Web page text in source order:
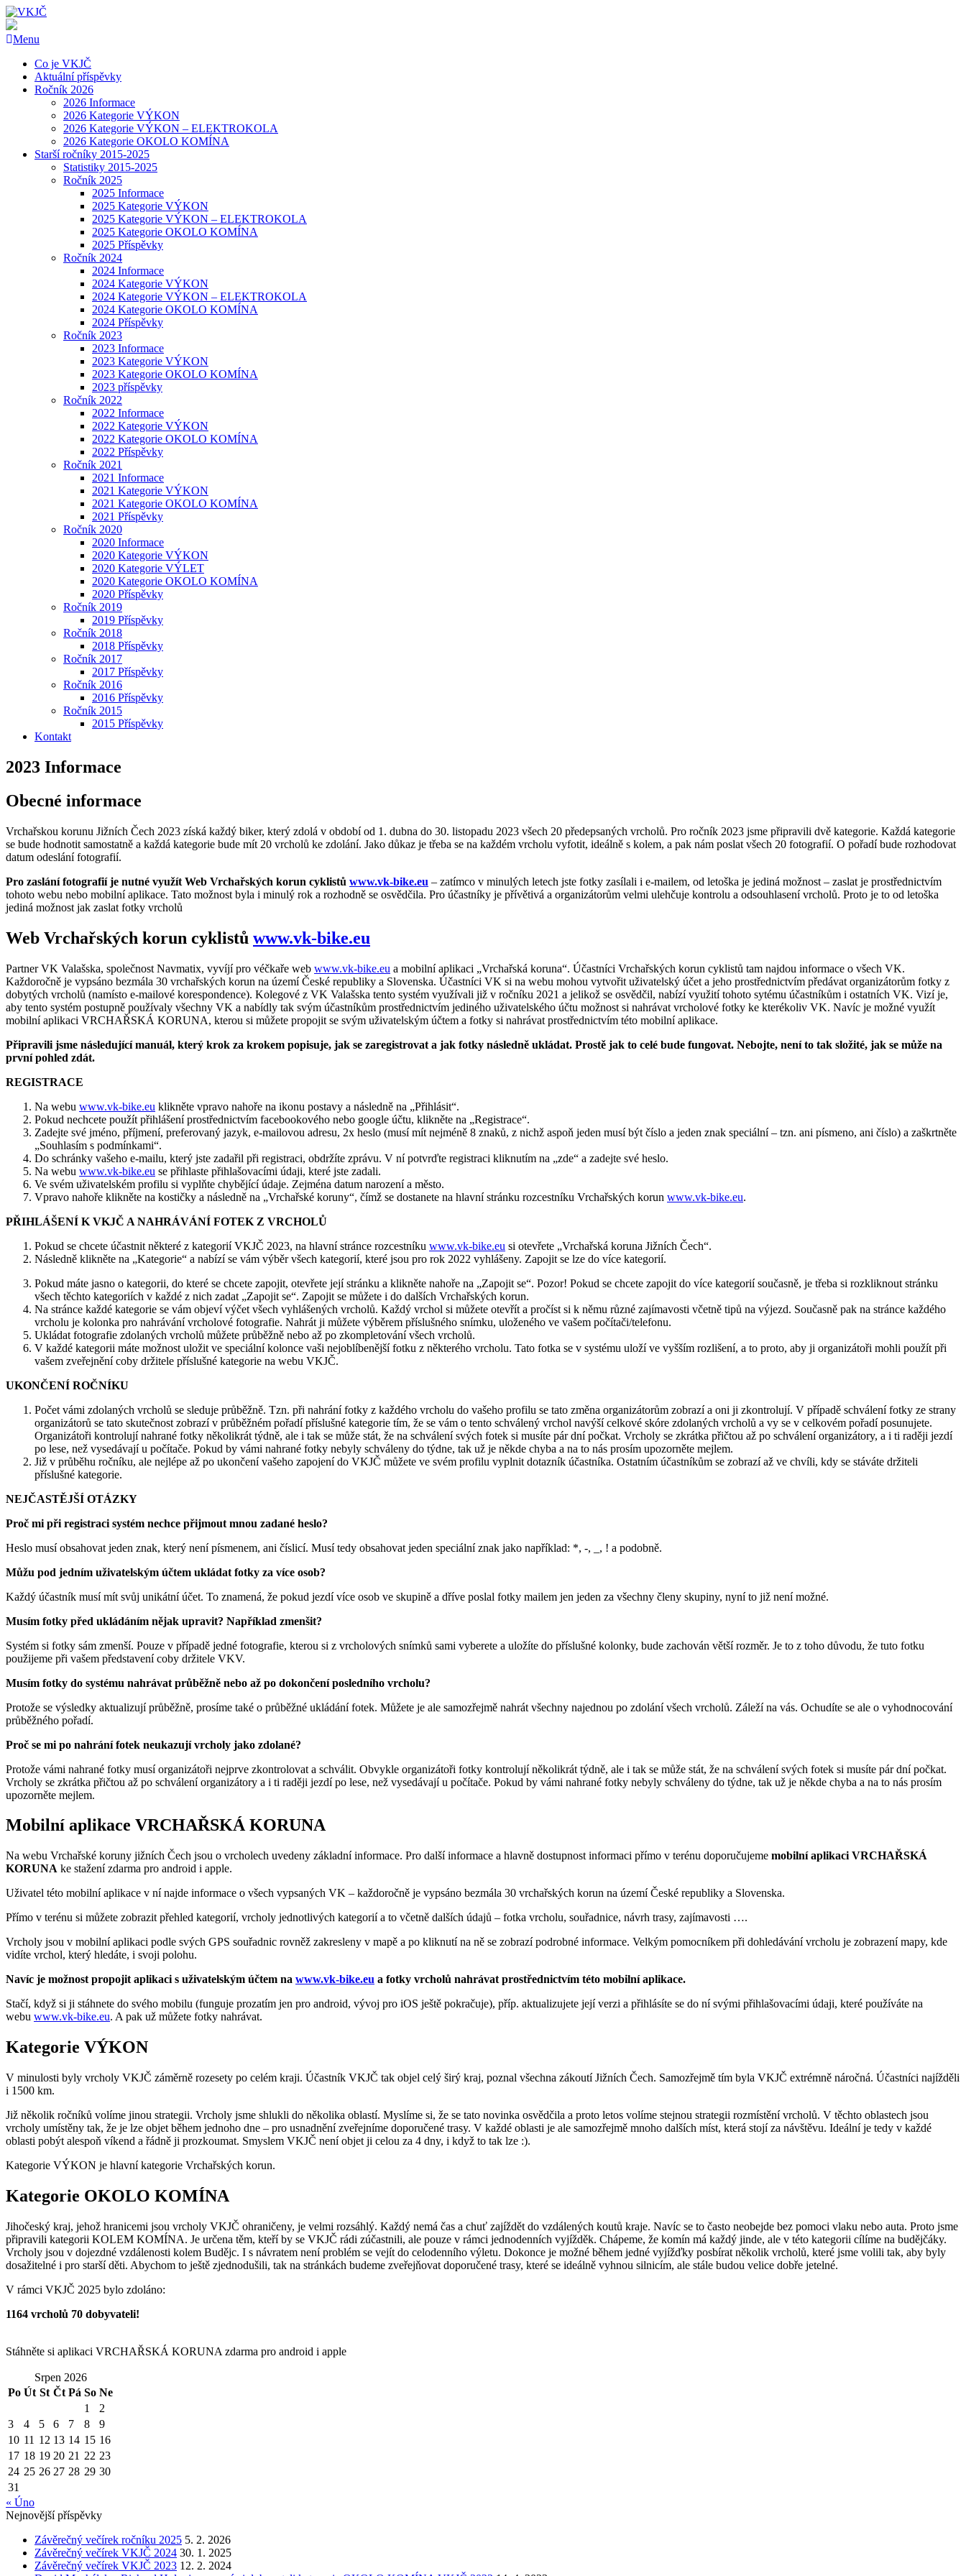
Menu
Co je VKJČ
Aktuální příspěvky
Ročník 2026
2026 Informace
2026 Kategorie VÝKON
2026 Kategorie VÝKON – ELEKTROKOLA
2026 Kategorie OKOLO KOMÍNA
Starší ročníky 2015-2025
Statistiky 2015-2025
Ročník 2025
2025 Informace
2025 Kategorie VÝKON
2025 Kategorie VÝKON – ELEKTROKOLA
2025 Kategorie OKOLO KOMÍNA
2025 Příspěvky
Ročník 2024
2024 Informace
2024 Kategorie VÝKON
2024 Kategorie VÝKON – ELEKTROKOLA
2024 Kategorie OKOLO KOMÍNA
2024 Příspěvky
Ročník 2023
2023 Informace
2023 Kategorie VÝKON
2023 Kategorie OKOLO KOMÍNA
2023 příspěvky
Ročník 2022
2022 Informace
2022 Kategorie VÝKON
2022 Kategorie OKOLO KOMÍNA
2022 Příspěvky
Ročník 2021
2021 Informace
2021 Kategorie VÝKON
2021 Kategorie OKOLO KOMÍNA
2021 Příspěvky
Ročník 2020
2020 Informace
2020 Kategorie VÝKON
2020 Kategorie VÝLET
2020 Kategorie OKOLO KOMÍNA
2020 Příspěvky
Ročník 2019
2019 Příspěvky
Ročník 2018
2018 Příspěvky
Ročník 2017
2017 Příspěvky
Ročník 2016
2016 Příspěvky
Ročník 2015
2015 Příspěvky
Kontakt
2023 Informace
Obecné informace
Vrchařskou korunu Jižních Čech 2023 získá každý biker, který zdolá v období od 1. dubna do 30. listopadu 2023 všech 20 předepsaných vrcholů. Pro ročník 2023 jsme připravili dvě kategorie. Každá kategorie
se bude hodnotit samostatně a každá kategorie bude mít 20 vrcholů ke zdolání. Jako důkaz je třeba se na každém vrcholu vyfotit, ideálně s kolem, a pak nám poslat všech 20 fotografií. O pořadí bude rozhodovat
datum odeslání fotografií.
Pro zaslání fotografií je nutné využít Web Vrchařských korun cyklistů www.vk-bike.eu – zatímco v minulých letech jste fotky zasílali i e-mailem, od letoška je jediná možnost – zaslat je prostřednictvím
tohoto webu nebo mobilní aplikace. Tato možnost byla i minulý rok a rozhodně se osvědčila. Pro účastníky je přívětivá a organizátorům velmi ulehčuje kontrolu a odsouhlasení vrcholů. Proto je to od letoška
jediná možnost jak zaslat fotky vrcholů
Web Vrchařských korun cyklistů www.vk-bike.eu
Partner VK Valašska, společnost Navmatix, vyvíjí pro véčkaře web www.vk-bike.eu a mobilní aplikaci „Vrchařská koruna“. Účastníci Vrchařských korun cyklistů tam najdou informace o všech VK.
Každoročně je vypsáno bezmála 30 vrchařských korun na území České republiky a Slovenska. Účastníci VK si na webu mohou vytvořit uživatelský účet a jeho prostřednictvím předávat organizátorům fotky z
dobytých vrcholů (namísto e-mailové korespondence). Kolegové z VK Valašska tento systém využívali již v ročníku 2021 a jelikož se osvědčil, nabízí využití tohoto sytému účastníkům i ostatních VK. Vizí je,
aby tento systém postupně používaly všechny VK a nabídly tak svým účastníkům prostřednictvím jediného uživatelského účtu možnost si nahrávat vrcholové fotky ke kterékoliv VK. Navíc je možné využít
mobilní aplikaci VRCHAŘSKÁ KORUNA, kterou si můžete propojit se svým uživatelským účtem a fotky si nahrávat prostřednictvím této mobilní aplikace.
Připravili jsme následující manuál, který krok za krokem popisuje, jak se zaregistrovat a jak fotky následně ukládat. Prostě jak to celé bude fungovat. Nebojte, není to tak složité, jak se může na
první pohled zdát.
REGISTRACE
Na webu www.vk-bike.eu klikněte vpravo nahoře na ikonu postavy a následně na „Přihlásit“.
Pokud nechcete použít přihlášení prostřednictvím facebookového nebo google účtu, klikněte na „Registrace“.
Zadejte své jméno, příjmení, preferovaný jazyk, e-mailovou adresu, 2x heslo (musí mít nejméně 8 znaků, z nichž aspoň jeden musí být číslo a jeden znak speciální – tzn. ani písmeno, ani číslo) a zaškrtněte
„Souhlasím s podmínkami“.
Do schránky vašeho e-mailu, který jste zadařil při registraci, obdržíte zprávu. V ní potvrďte registraci kliknutím na „zde“ a zadejte své heslo.
Na webu www.vk-bike.eu se přihlaste přihlašovacími údaji, které jste zadali.
Ve svém uživatelském profilu si vyplňte chybějící údaje. Zejména datum narození a město.
Vpravo nahoře klikněte na kostičky a následně na „Vrchařské koruny“, čímž se dostanete na hlavní stránku rozcestníku Vrchařských korun www.vk-bike.eu.
PŘIHLÁŠENÍ K VKJČ A NAHRÁVÁNÍ FOTEK Z VRCHOLŮ
Pokud se chcete účastnit některé z kategorií VKJČ 2023, na hlavní stránce rozcestníku www.vk-bike.eu si otevřete „Vrchařská koruna Jižních Čech“.
Následně klikněte na „Kategorie“ a nabízí se vám výběr všech kategorií, které jsou pro rok 2022 vyhlášeny. Zapojit se lze do více kategorií.
Pokud máte jasno o kategorii, do které se chcete zapojit, otevřete její stránku a klikněte nahoře na „Zapojit se“. Pozor! Pokud se chcete zapojit do více kategorií současně, je třeba si rozkliknout stránku
všech těchto kategoriích v každé z nich zadat „Zapojit se“. Zapojit se můžete i do dalších Vrchařských korun.
Na stránce každé kategorie se vám objeví výčet všech vyhlášených vrcholů. Každý vrchol si můžete otevřít a pročíst si k němu různé zajímavosti včetně tipů na výjezd. Současně pak na stránce každého
vrcholu je kolonka pro nahrávání vrcholové fotografie. Nahrát ji můžete výběrem příslušného snímku, uloženého ve vašem počítači/telefonu.
Ukládat fotografie zdolaných vrcholů můžete průběžně nebo až po zkompletování všech vrcholů.
V každé kategorii máte možnost uložit ve speciální kolonce vaši nejoblíbenější fotku z některého vrcholu. Tato fotka se v systému uloží ve vyšším rozlišení, a to proto, aby ji organizátoři mohli použít při
vašem zveřejnění coby držitele příslušné kategorie na webu VKJČ.
UKONČENÍ ROČNÍKU
Počet vámi zdolaných vrcholů se sleduje průběžně. Tzn. při nahrání fotky z každého vrcholu do vašeho profilu se tato změna organizátorům zobrazí a oni ji zkontrolují. V případě schválení fotky ze strany
organizátorů se tato skutečnost zobrazí v průběžném pořadí příslušné kategorie tím, že se vám o tento schválený vrchol navýší celkové skóre zdolaných vrcholů a vy se v celkovém pořadí posunujete.
Organizátoři kontrolují nahrané fotky několikrát týdně, ale i tak se může stát, že na schválení svých fotek si musíte pár dní počkat. Vrcholy se zkrátka přičtou až po schválení organizátory, a i ti raději jezdí
po lese, než vysedávají u počítače. Pokud by vámi nahrané fotky nebyly schváleny do týdne, tak už je někde chyba a na to nás prosím upozorněte mejlem.
Již v průběhu ročníku, ale nejlépe až po ukončení vašeho zapojení do VKJČ můžete ve svém profilu vyplnit dotazník účastníka. Ostatním účastníkům se zobrazí až ve chvíli, kdy se stáváte držiteli
příslušné kategorie.
NEJČASTĚJŠÍ OTÁZKY
Proč mi při registraci systém nechce přijmout mnou zadané heslo?
Heslo musí obsahovat jeden znak, který není písmenem, ani číslicí. Musí tedy obsahovat jeden speciální znak jako například: *, -, _, ! a podobně.
Můžu pod jedním uživatelským účtem ukládat fotky za více osob?
Každý účastník musí mít svůj unikátní účet. To znamená, že pokud jezdí více osob ve skupině a dříve poslal fotky mailem jen jeden za všechny členy skupiny, nyní to již není možné.
Musím fotky před ukládáním nějak upravit? Například zmenšit?
Systém si fotky sám zmenší. Pouze v případě jedné fotografie, kterou si z vrcholových snímků sami vyberete a uložíte do příslušné kolonky, bude zachován větší rozměr. Je to z toho důvodu, že tuto fotku
použijeme při vašem představení coby držitele VKV.
Musím fotky do systému nahrávat průběžně nebo až po dokončení posledního vrcholu?
Protože se výsledky aktualizují průběžně, prosíme také o průběžné ukládání fotek. Můžete je ale samozřejmě nahrát všechny najednou po zdolání všech vrcholů. Záleží na vás. Ochudíte se ale o vyhodnocování
průběžného pořadí.
Proč se mi po nahrání fotek neukazují vrcholy jako zdolané?
Protože vámi nahrané fotky musí organizátoři nejprve zkontrolovat a schválit. Obvykle organizátoři fotky kontrolují několikrát týdně, ale i tak se může stát, že na schválení svých fotek si musíte pár dní počkat.
Vrcholy se zkrátka přičtou až po schválení organizátory a i ti raději jezdí po lese, než vysedávají u počítače. Pokud by vámi nahrané fotky nebyly schváleny do týdne, tak už je někde chyba a na to nás prosím
upozorněte mejlem.
Mobilní aplikace VRCHAŘSKÁ KORUNA
Na webu Vrchařské koruny jižních Čech jsou o vrcholech uvedeny základní informace. Pro další informace a hlavně dostupnost informaci přímo v terénu doporučujeme mobilní aplikaci VRCHAŘSKÁ
KORUNA ke stažení zdarma pro android i apple.
Uživatel této mobilní aplikace v ní najde informace o všech vypsaných VK – každoročně je vypsáno bezmála 30 vrchařských korun na území České republiky a Slovenska.
Přímo v terénu si můžete zobrazit přehled kategorií, vrcholy jednotlivých kategorií a to včetně dalších údajů – fotka vrcholu, souřadnice, návrh trasy, zajímavosti ….
Vrcholy jsou v mobilní aplikaci podle svých GPS souřadnic rovněž zakresleny v mapě a po kliknutí na ně se zobrazí podrobné informace. Velkým pomocníkem při dohledávání vrcholu je zobrazení mapy, kde
vidíte vrchol, který hledáte, i svoji polohu.
Navíc je možnost propojit aplikaci s uživatelským účtem na www.vk-bike.eu a fotky vrcholů nahrávat prostřednictvím této mobilní aplikace.
Stačí, když si ji stáhnete do svého mobilu (funguje prozatím jen pro android, vývoj pro iOS ještě pokračuje), příp. aktualizujete její verzi a přihlásíte se do ní svými přihlašovacími údaji, které používáte na
webu www.vk-bike.eu. A pak už můžete fotky nahrávat.
Kategorie VÝKON
V minulosti byly vrcholy VKJČ záměrně rozesety po celém kraji. Účastník VKJČ tak objel celý širý kraj, poznal všechna zákoutí Jižních Čech. Samozřejmě tím byla VKJČ extrémně náročná. Účastníci najížděli
i 1500 km.
Již několik ročníků volíme jinou strategii. Vrcholy jsme shlukli do několika oblastí. Myslíme si, že se tato novinka osvědčila a proto letos volíme stejnou strategii rozmístění vrcholů. V těchto oblastech jsou
vrcholy umístěny tak, že je lze objet během jednoho dne – pro usnadnění zveřejníme doporučené trasy. V každé oblasti je ale samozřejmě mnoho dalších míst, která stojí za návštěvu. Ideální je tedy v každé
oblasti pobýt alespoň víkend a řádně ji prozkoumat. Smyslem VKJČ není objet ji celou za 4 dny, i když to tak lze :).
Kategorie VÝKON je hlavní kategorie Vrchařských korun.
Kategorie OKOLO KOMÍNA
Jihočeský kraj, jehož hranicemi jsou vrcholy VKJČ ohraničeny, je velmi rozsáhlý. Každý nemá čas a chuť zajíždět do vzdálených koutů kraje. Navíc se to často neobejde bez pomoci vlaku nebo auta. Proto jsme
připravili kategorii KOLEM KOMÍNA. Je určena těm, kteří by se VKJČ rádi zúčastnili, ale pouze v rámci jednodenních vyjížděk. Chápeme, že komín má každý jinde, ale v této kategorii cílíme na budějčáky.
Vrcholy jsou v dojezdné vzdálenosti kolem Budějc. I s návratem není problém se vejít do celodenního výletu. Dokonce je možné během jedné vyjížďky posbírat několik vrcholů, které jsme volili tak, aby byly
dosažitelné i pro starší děti. Abychom to ještě zjednodušili, tak na stránkách budeme zveřejňovat doporučené trasy, které se ideálně vyhnou silnicím, ale stále budou velice dobře jetelné.
V rámci VKJČ 2025 bylo zdoláno:
1164 vrcholů 70 dobyvateli!
Stáhněte si aplikaci VRCHAŘSKÁ KORUNA zdarma pro android i apple
Srpen 2026
Po Út St Čt Pá So Ne
1
2
3
4 5 6 7 8
9
10 11 12 13 14 15 16
17 18 19 20 21 22 23
24 25 26 27 28 29 30
31
« Úno
Nejnovější příspěvky
Závěrečný večírek ročníku 2025 5. 2. 2026
Závěrečný večírek VKJČ 2024 30. 1. 2025
Závěrečný večírek VKJČ 2023 12. 2. 2024